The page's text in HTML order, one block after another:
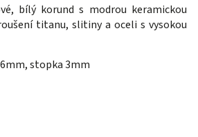
bílý korund s modrou keramickou
titanu, slitiny a oceli s vysokou
stopka 3mm